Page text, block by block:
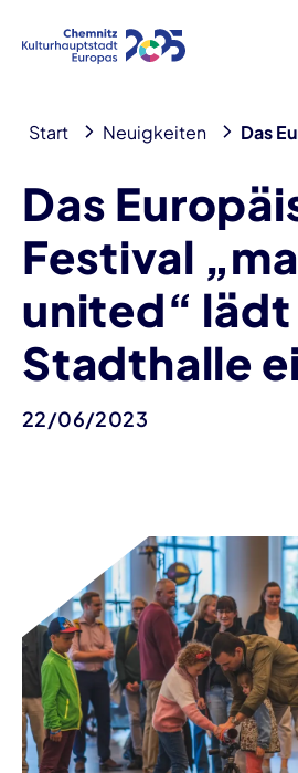
Start Neuigkeiten Das
Das
Festival
united“ lädt
Stadthalle
22/06/2023